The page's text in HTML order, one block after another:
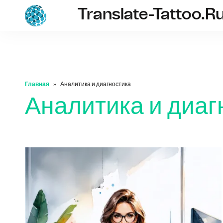
translate-
Translate-
Главная Аналитика и диагностика
Аналитика и